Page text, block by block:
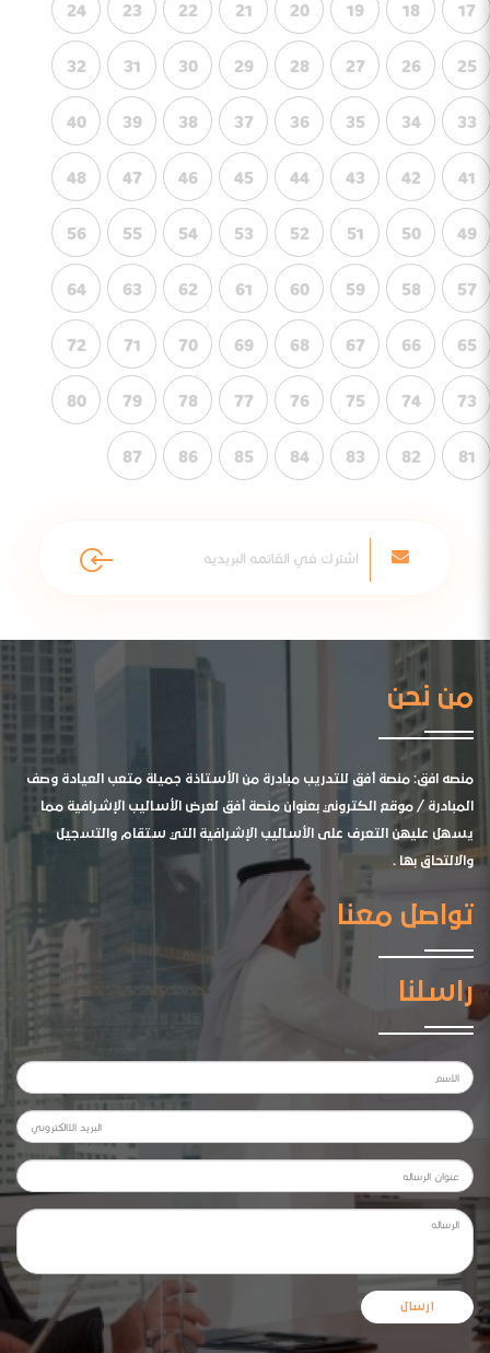
17
18
19
20
21
22
23
24
25
26
27
28
29
30
31
32
33
34
35
36
37
38
39
40
41
42
43
44
45
46
47
48
49
50
51
52
53
54
55
56
57
58
59
60
61
62
63
64
65
66
67
68
69
70
71
72
73
74
75
76
77
78
79
80
81
82
83
84
85
86
87
من نحن
منصه افق: منصة أفق للتدريب مبادرة من الأستاذة جميلة متعب العيادة وصف
المبادرة / موقع الكتروني بعنوان منصة أفق لعرض الأساليب الإشرافية مما
يسهل عليهن التعرف على الأساليب الإشرافية التي ستقام والتسجيل
والالتحاق بها .
تواصل معنا
راسلنا
ارسال